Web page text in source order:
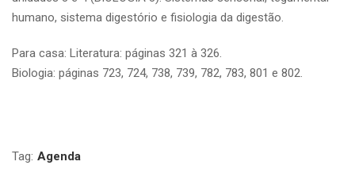
humano, sistema digestório e fisiologia da digestão.
Para casa: Literatura: páginas 321 à 326.
Biologia: páginas 723, 724, 738, 739, 782, 783, 801 e 802.
Tag: Agenda